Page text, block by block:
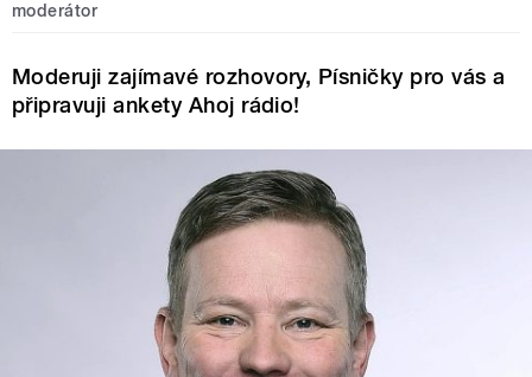
moderátor
Moderuji zajímavé rozhovory, Písničky pro vás a
připravuji ankety Ahoj rádio!